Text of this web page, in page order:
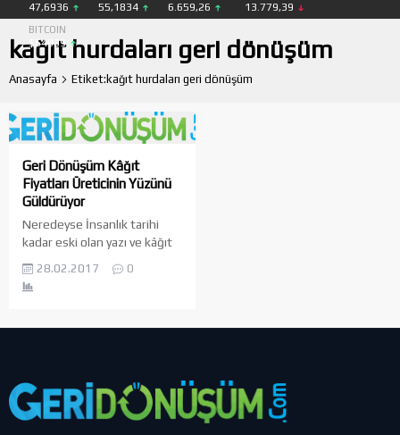
47,6936 55,1834 6.659,26 13.779,39
BITCOIN
$64939
kağıt hurdaları geri dönüşüm
Anasayfa Etiket:kağıt hurdaları geri dönüşüm
Geri Dönüşüm Kâğıt
Fiyatları Üreticinin Yüzünü
Güldürüyor
Neredeyse İnsanlık tarihi
kadar eski olan yazı ve kâğıt
iletişim aracı olmakta ve
kullanılmaktadır. Yaşadığımız
ve bilgi çağı olarak
bir insanın cebine kadar
sığabilse de yazı ve kâğıt hala
en samimi ve en pratik...
28.02.2017 0